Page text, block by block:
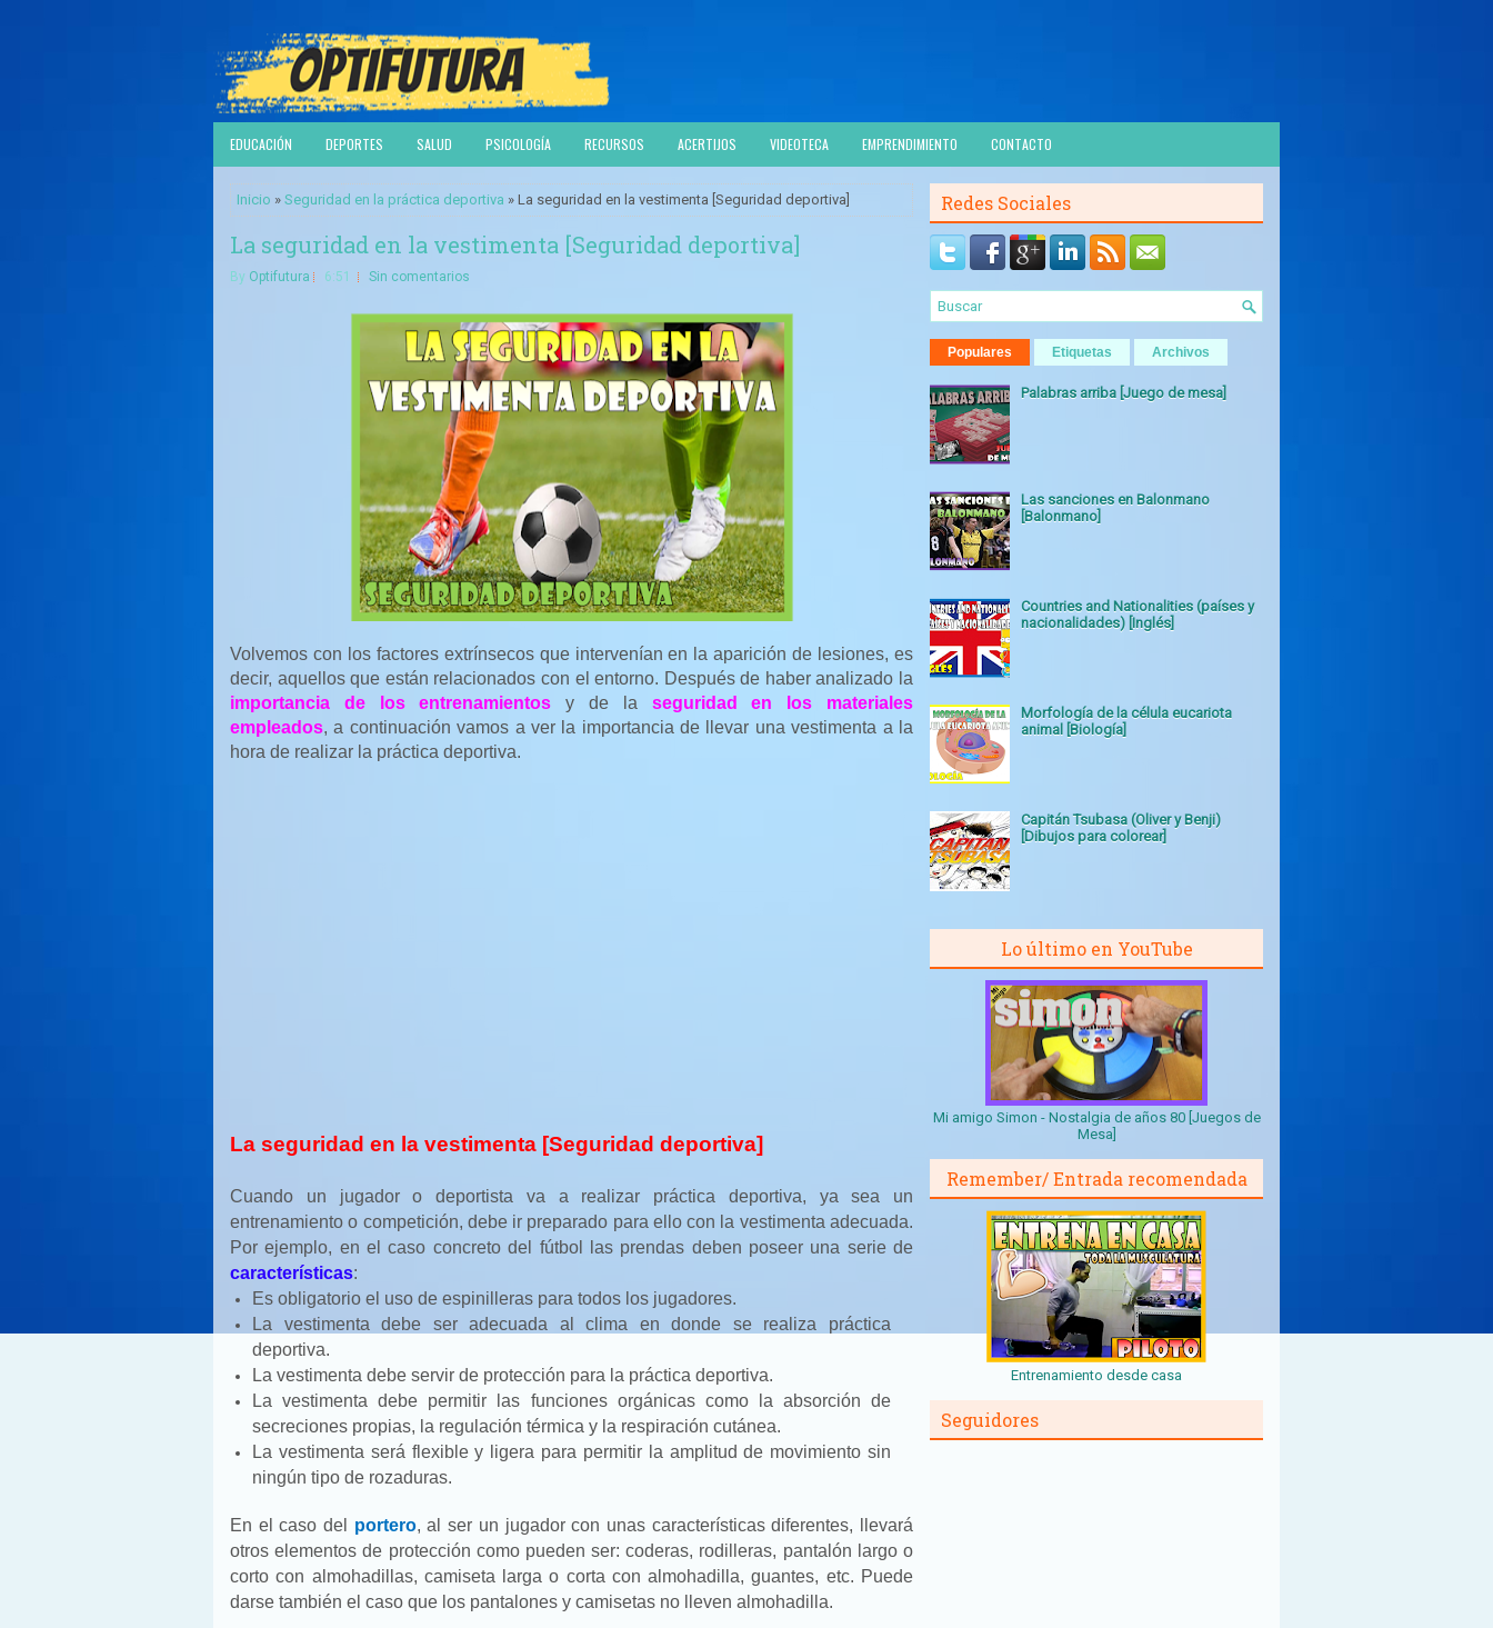
EDUCACIÓN DEPORTES SALUD PSICOLOGÍA RECURSOS ACERTIJOS VIDEOTECA EMPRENDIMIENTO CONTACTO
Inicio » Seguridad en la práctica deportiva » La seguridad en la vestimenta [Seguridad deportiva]
La seguridad en la vestimenta [Seguridad deportiva]
By Optifutura 6:51 Sin comentarios
Volvemos con los factores extrínsecos que intervenían en la aparición de lesiones, es
decir, aquellos que están relacionados con el entorno. Después de haber analizado la
importancia de los entrenamientos y de la seguridad en los materiales
empleados, a continuación vamos a ver la importancia de llevar una vestimenta a la
hora de realizar la práctica deportiva.
La seguridad en la vestimenta [Seguridad deportiva]
Cuando un jugador o deportista va a realizar práctica deportiva, ya sea un
entrenamiento o competición, debe ir preparado para ello con la vestimenta adecuada.
Por ejemplo, en el caso concreto del fútbol las prendas deben poseer una serie de
características:
Es obligatorio el uso de espinilleras para todos los jugadores.
La vestimenta debe ser adecuada al clima en donde se realiza práctica
deportiva.
La vestimenta debe servir de protección para la práctica deportiva.
La vestimenta debe permitir las funciones orgánicas como la absorción de
secreciones propias, la regulación térmica y la respiración cutánea.
La vestimenta será flexible y ligera para permitir la amplitud de movimiento sin
ningún tipo de rozaduras.
En el caso del portero, al ser un jugador con unas características diferentes, llevará
otros elementos de protección como pueden ser: coderas, rodilleras, pantalón largo o
corto con almohadillas, camiseta larga o corta con almohadilla, guantes, etc. Puede
darse también el caso que los pantalones y camisetas no lleven almohadilla.
Redes Sociales
Populares Etiquetas Archivos
Palabras arriba [Juego de mesa]
Las sanciones en Balonmano
[Balonmano]
Countries and Nationalities (países y
nacionalidades) [Inglés]
Morfología de la célula eucariota
animal [Biología]
Capitán Tsubasa (Oliver y Benji)
[Dibujos para colorear]
Lo último en YouTube
Mi amigo Simon - Nostalgia de años 80 [Juegos de
Mesa]
Remember/ Entrada recomendada
Entrenamiento desde casa
Seguidores